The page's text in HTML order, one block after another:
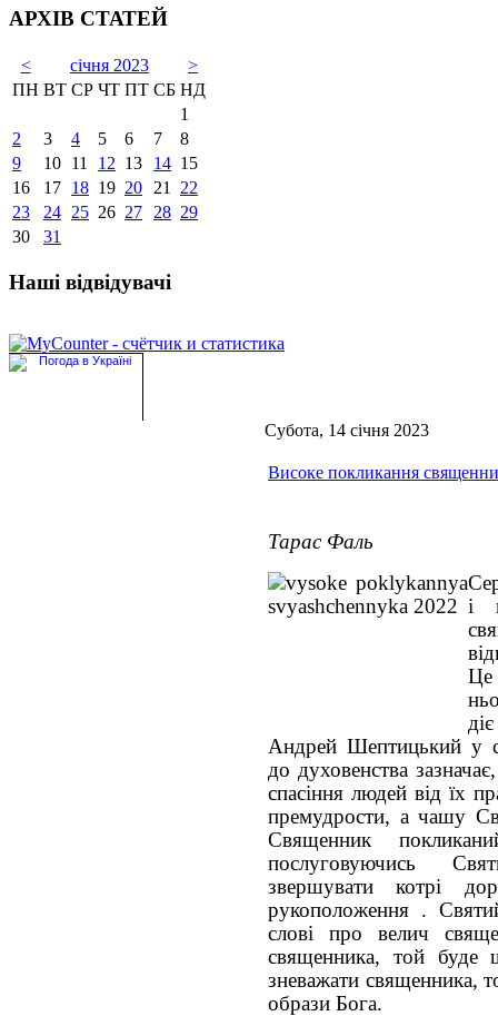
АРХІВ СТАТЕЙ
< січня 2023
>
ПН ВТ СР ЧТ ПТ СБ НД
1
2
3 4 5 6 7
8
9
10 11 12 13 14 15
16
17 18 19 20 21
22
23
24 25 26 27 28 29
30
31
Наші відвідувачі
Субота, 14 січня 2023
Високе покликання
Тарас Фаль
і
Це
Андрей Шептицький у
до духовенства
спасіння людей від їх
премудрости, а чашу
Священник
послуговуючись
звершувати котрі
рукоположення .
слові про велич
священника, той буде
зневажати священника,
образи Бога.